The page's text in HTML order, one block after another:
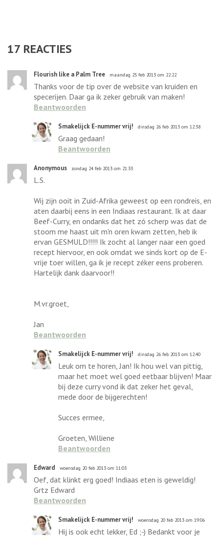
17 REACTIES
Flourish like a Palm Tree maandag 25 feb 2013 om 22:22
Thanks voor de tip over de website van kruiden en
specerijen. Daar ga ik zeker gebruik van maken!
Beantwoorden
Smakelijck E-nummer vrij! dinsdag 26 feb 2013 om 12:38
Graag gedaan!
Beantwoorden
Anonymous zondag 24 feb 2013 om 21:33
L.S.
Wij zijn ooit in Zuid-Afrika geweest op een rondreis, en
aten daarbij eens in een Indiaas restaurant. Ik at daar
Beef-Curry, en ondanks dat het zó scherp was dat de
stoom me haast uit m'n oren kwam zetten, heb ik
ervan GESMULD!!!!! Ik zocht al langer naar een goed
recept hiervoor, en ook omdat we sinds kort op de E-
vrije toer willen, ga ik je recept zéker eens proberen.
Hartelijk dank daarvoor!!
M.vr.groet,
Jan
Beantwoorden
Smakelijck E-nummer vrij! dinsdag 26 feb 2013 om 12:40
Leuk om te horen, Jan! Ik hou wel van pittig,
maar het moet wel goed eetbaar blijven! Maar
bij deze curry vond ik dat zeker het geval,
mede door de bijgerechten!
Succes ermee,
Groeten, Williene
Beantwoorden
Edward woensdag 20 feb 2013 om 11:03
Oef, dat klinkt erg goed! Indiaas eten is geweldig!
Grtz Edward
Beantwoorden
Smakelijck E-nummer vrij! woensdag 20 feb 2013 om 19:06
Hij is ook echt lekker, Ed ;-) Bedankt voor je